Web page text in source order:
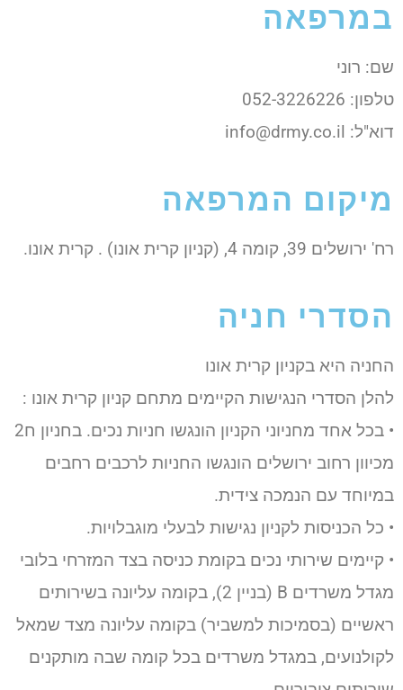
במרפאה
שם: רוני
טלפון: 052-3226226
דוא"ל: info@drmy.co.il
מיקום המרפאה
רח' ירושלים 39, קומה 4, (קניון קרית אונו) . קרית אונו.
הסדרי חניה
החניה היא בקניון קרית אונו
להלן הסדרי הנגישות הקיימים מתחם קניון קרית אונו :
• בכל אחד מחניוני הקניון הונגשו חניות נכים. בחניון ח2
מכיוון רחוב ירושלים הונגשו החניות לרכבים רחבים
במיוחד עם הנמכה צידית.
• כל הכניסות לקניון נגישות לבעלי מוגבלויות.
• קיימים שירותי נכים בקומת כניסה בצד המזרחי בלובי
מגדל משרדים B (בניין 2), בקומה עליונה בשירותים
ראשיים (בסמיכות למשביר) בקומה עליונה מצד שמאל
לקולנועים, במגדל משרדים בכל קומה שבה מותקנים